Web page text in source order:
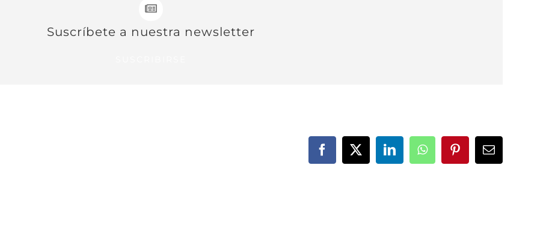
Suscríbete a nuestra newsletter
Facebook
X LinkedInWhatsAppPinterestCorreo
electrónico